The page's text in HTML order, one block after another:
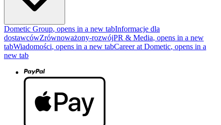
Dometic Group, opens in a new tabInformacje dla
dostawcówZrównoważony-rozwójPR & Media, opens in a new
tabWiadomości, opens in a new tabCareer at Dometic, opens in a
new tab